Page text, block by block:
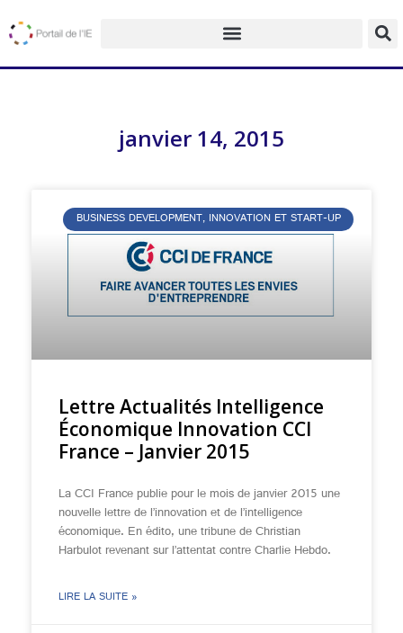
janvier 14, 2015
BUSINESS DEVELOPMENT, INNOVATION ET START-UP
Lettre Actualités Intelligence
Économique Innovation CCI
France – Janvier 2015
La CCI France publie pour le mois de janvier 2015 une
nouvelle lettre de l’innovation et de l’intelligence
économique. En édito, une tribune de Christian
Harbulot revenant sur l’attentat contre Charlie Hebdo.
LIRE LA SUITE »